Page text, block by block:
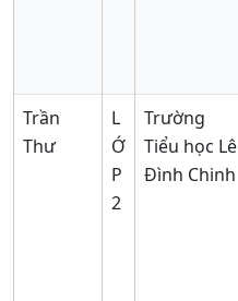
Trần
Thư
L
Ớ
P
2
Trường
Tiểu học Lê
Đình Chinh